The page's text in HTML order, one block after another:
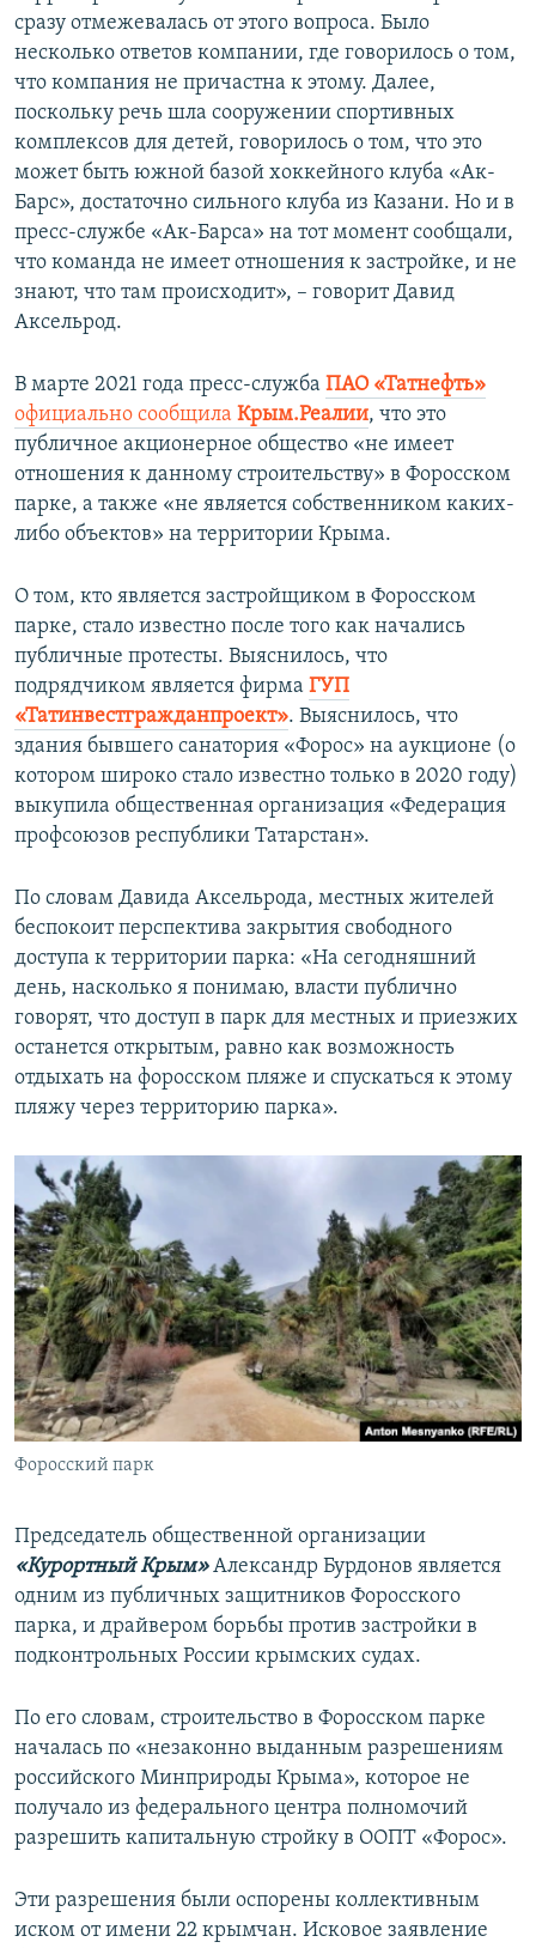
сразу отмежевалась от этого вопроса. Было
несколько ответов компании, где говорилось о том,
что компания не причастна к этому. Далее,
поскольку речь шла сооружении спортивных
комплексов для детей, говорилось о том, что это
может быть южной базой хоккейного клуба «Ак-
Барс», достаточно сильного клуба из Казани. Но и в
пресс-службе «Ак-Барса» на тот момент сообщали,
что команда не имеет отношения к застройке, и не
знают, что там происходит», – говорит Давид
Аксельрод.
В марте 2021 года пресс-служба ПАО «Татнефть»
официально сообщила Крым.Реалии, что это
публичное акционерное общество «не имеет
отношения к данному строительству» в Форосском
парке, а также «не является собственником каких-
либо объектов» на территории Крыма.
О том, кто является застройщиком в Форосском
парке, стало известно после того как начались
публичные протесты. Выяснилось, что
подрядчиком является фирма ГУП
«Татинвестгражданпроект». Выяснилось, что
здания бывшего санатория «Форос» на аукционе (о
котором широко стало известно только в 2020 году)
выкупила общественная организация «Федерация
профсоюзов республики Татарстан».
По словам Давида Аксельрода, местных жителей
беспокоит перспектива закрытия свободного
доступа к территории парка: «На сегодняшний
день, насколько я понимаю, власти публично
говорят, что доступ в парк для местных и приезжих
останется открытым, равно как возможность
отдыхать на форосском пляже и спускаться к этому
пляжу через территорию парка».
Форосский парк
Председатель общественной организации
«Курортный Крым»Александр Бурдонов является
одним из публичных защитников Форосского
парка, и драйвером борьбы против застройки в
подконтрольных России крымских судах.
По его словам, строительство в Форосском парке
началась по «незаконно выданным разрешениям
российского Минприроды Крыма», которое не
получало из федерального центра полномочий
разрешить капитальную стройку в ООПТ «Форос».
Эти разрешения были оспорены коллективным
иском от имени 22 крымчан. Исковое заявление